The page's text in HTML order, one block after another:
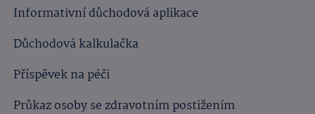
Informativní důchodová aplikace
Důchodová kalkulačka
Příspěvek na péči
Průkaz osoby se zdravotním postižením